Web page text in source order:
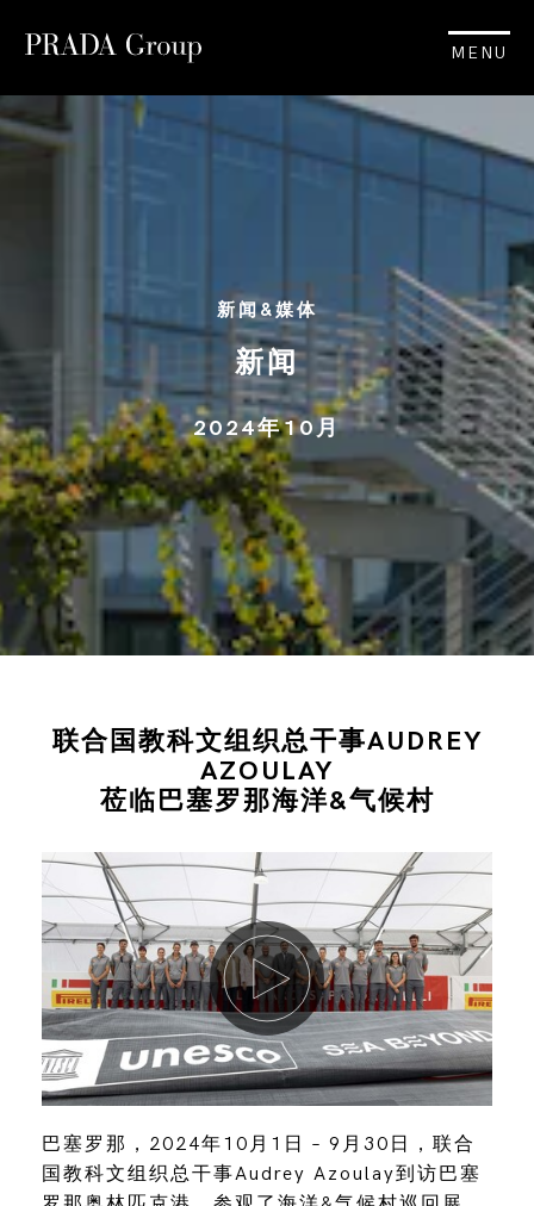
MENU
新闻&媒体
新闻
2024年10月
联合国教科文组织总干事AUDREY
AZOULAY
莅临巴塞罗那海洋&气候村
巴塞罗那，2024年10月1日 – 9月30日，联合
国教科文组织总干事Audrey Azoulay到访巴塞